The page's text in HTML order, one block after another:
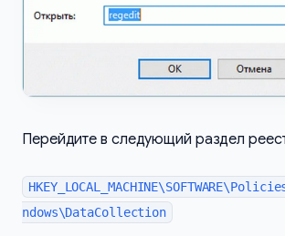
Перейдите в следующий раздел
ndows\DataCollection